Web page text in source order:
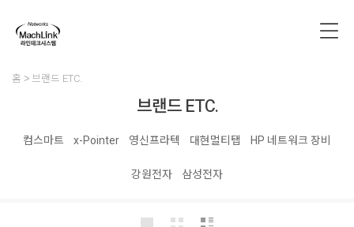
홈 브랜드 ETC.
브랜드 ETC.
컴스마트 x-Pointer 영신프라텍 대현멀티탭 HP 네트워크 장비
강원전자 삼성전자